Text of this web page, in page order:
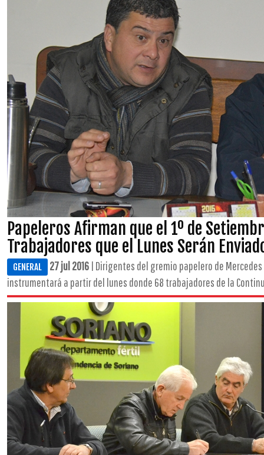
Papeleros Afirman que el 1º de
Trabajadores que el Lunes Serán
GENERAL 27 jul 2016 | Dirigentes del gremio papelero de
instrumentará a partir del lunes donde 68 trabajadores de la